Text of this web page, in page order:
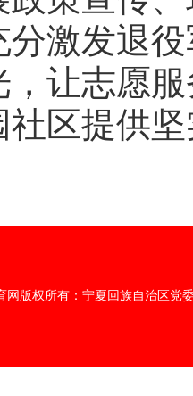
分激发退
，让志愿
社区提供
网版权所有：宁夏回族自治